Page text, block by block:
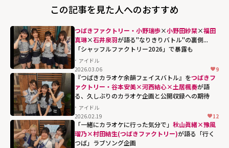
この記事を見た人へのおすすめ
つばきファクトリー・小野瑞歩×小野田紗栞×福田
真琳×石井泉羽が語る"なりきりバトル"の裏側...
「シャッフルファクトリー2026」で暴露も
アイドル
2026.03.06
9
『つばきカラオケ余韻フェイスバトル』をつばきフ
ァクトリー・谷本安美×河西結心×土居楓奏が語
る、久しぶりのカラオケ企画と公開収録への期待
アイドル
2026.02.19
12
「一緒にカラオケに行った気分で」 秋山眞緒×豫風
瑠乃×村田結生(つばきファクトリー)が語る「行く
つば」ラブソング企画